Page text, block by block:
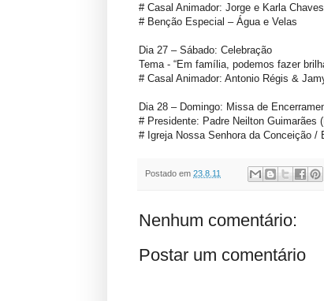
# Casal Animador: Jorge e Karla Chaves
# Benção Especial – Água e Velas
Dia 27 – Sábado: Celebração
Tema - “Em família, podemos fazer
# Casal Animador: Antonio Régis &
Dia 28 – Domingo: Missa de
# Presidente: Padre Neilton Guimarães
# Igreja Nossa Senhora da Conceição /
Postado em 23.8.11
Nenhum comentário:
Postar um comentário